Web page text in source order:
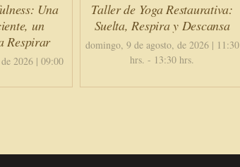
Una
un
Respirar
2026 | 09:00
Taller de Yoga Restaurativa:
Suelta, Respira y Descansa
domingo, 9 de agosto, de 2026 | 11:30
hrs. - 13:30 hrs.